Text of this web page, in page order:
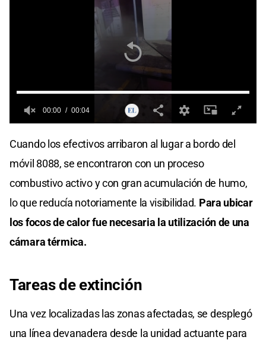
of
seconds
00:00 00:04
Cuando los efectivos arribaron al lugar a bordo del
móvil 8088, se encontraron con un proceso
combustivo activo y con gran acumulación de humo,
lo que reducía notoriamente la visibilidad. Para ubicar
los focos de calor fue necesaria la utilización de una
cámara térmica.
Tareas de extinción
Una vez localizadas las zonas afectadas, se desplegó
una línea devanadera desde la unidad actuante para